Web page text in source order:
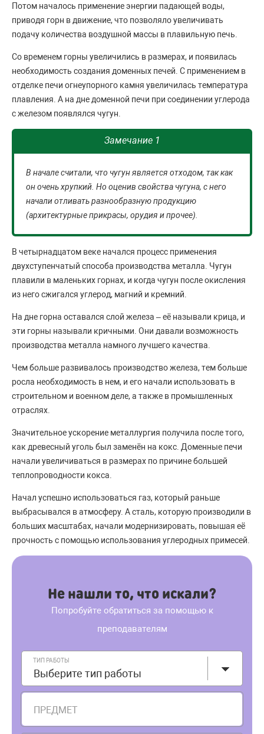
Потом началось применение энергии падающей воды,
приводя горн в движение, что позволяло увеличивать
подачу количества воздушной массы в плавильную печь.
Со временем горны увеличились в размерах, и появилась
необходимость создания доменных печей. С применением в
отделке печи огнеупорного камня увеличилась температура
плавления. А на дне доменной печи при соединении углерода
с железом появлялся чугун.
Замечание 1
В начале считали, что чугун является отходом, так как
он очень хрупкий. Но оценив свойства чугуна, с него
начали отливать разнообразную продукцию
(архитектурные прикрасы, орудия и прочее).
В четырнадцатом веке начался процесс применения
двухступенчатый способа производства металла. Чугун
плавили в маленьких горнах, и когда чугун после окисления
из него сжигался углерод, магний и кремний.
На дне горна оставался слой железа – её называли крица, и
эти горны называли кричными. Они давали возможность
производства металла намного лучшего качества.
Чем больше развивалось производство железа, тем больше
росла необходимость в нем, и его начали использовать в
строительном и военном деле, а также в промышленных
отраслях.
Значительное ускорение металлургия получила после того,
как древесный уголь был заменён на кокс. Доменные печи
начали увеличиваться в размерах по причине большей
теплопроводности кокса.
Начал успешно использоваться газ, который раньше
выбрасывался в атмосферу. А сталь, которую производили в
больших масштабах, начали модернизировать, повышая её
прочность с помощью использования углеродных примесей.
Не нашли то, что искали?
Попробуйте обратиться за помощью к
преподавателям
ТИП РАБОТЫ
Выберите тип работы
ПРЕДМЕТ